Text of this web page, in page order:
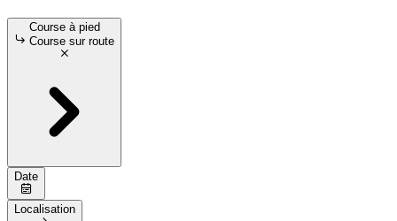
Course à pied
Course sur route
Date
Localisation